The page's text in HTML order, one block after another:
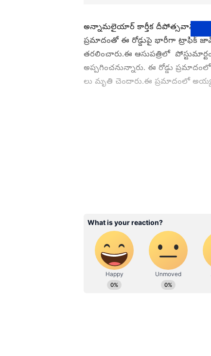
అన్నామలైయార్ కార్తీక దీపోత్సవానికి
ప్రమాదంతో ఈ రోడ్డుపై భారీగా ట్రాఫిక్
తరలించారు.ఈ ఆసుపత్రిలో
అప్పగించనున్నారు. ఈ రోడ్డు
లు మృతి చెందారు.ఈ ప్రమాదంలో